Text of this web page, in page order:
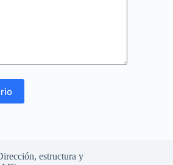
estructura y